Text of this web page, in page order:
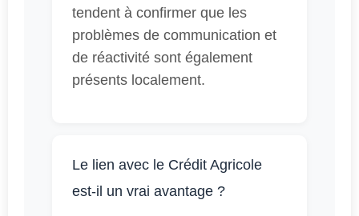
tendent à confirmer que les
problèmes de communication et
de réactivité sont également
présents localement.
Le lien avec le Crédit Agricole
est-il un vrai avantage ?